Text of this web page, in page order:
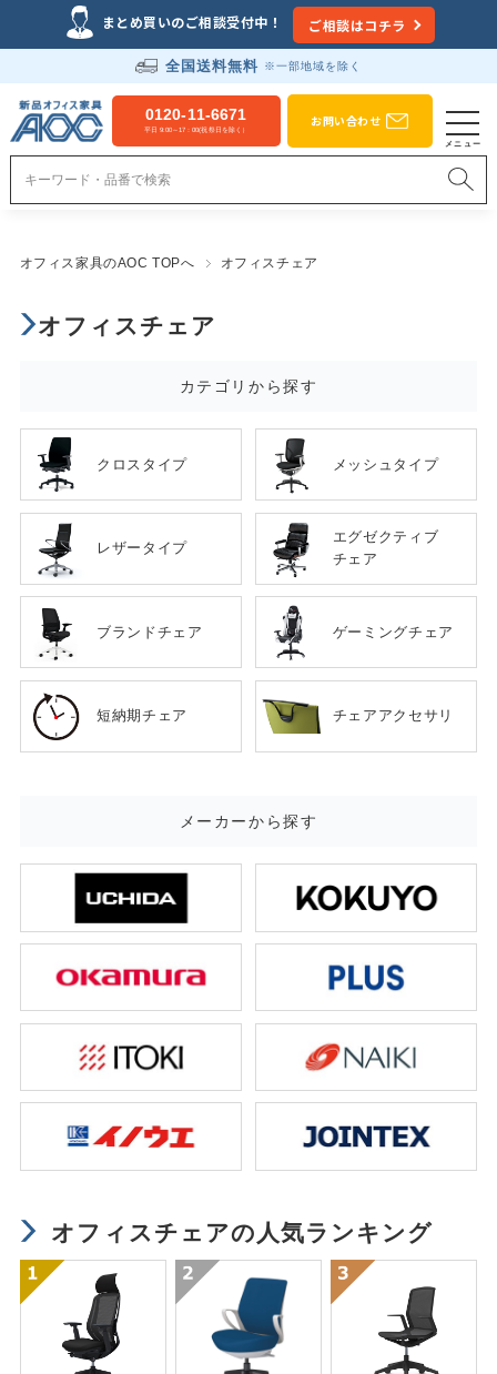
まとめ買いのご相談受付中！ ご相談はコチラ
全国送料無料 ※一部地域を除く
0120-11-6671
平日 9:00～17：00(祝祭日を除く）
お問い合わせ
オフィス家具のAOC TOPへ オフィスチェア
オフィスチェア
カテゴリから探す
クロスタイプ メッシュタイプ
レザータイプ
エグゼクティブ
チェア
ブランドチェア ゲーミングチェア
短納期チェア チェアアクセサリ
メーカーから探す
オフィスチェアの人気ランキング